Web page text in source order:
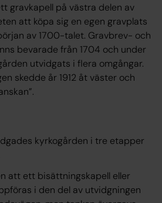
gravkapell på västra delen av
att köpa sig en egen gravplats
av 1700-talet. Gravbrev- och
bevarade från 1704 och under
utvidgats i flera omgångar.
skedde år 1912 åt väster och
kyrkogården i tre etapper
att ett bisättningskapell eller
i den del av utvidgningen